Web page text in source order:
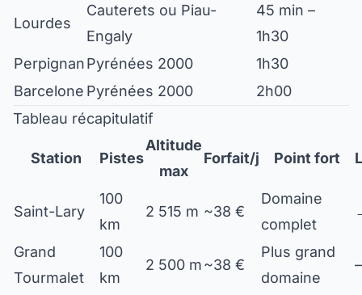
Lourdes
Cauterets ou Piau-
Engaly
45 min –
1h30
PerpignanPyrénées 2000
1h30
Barcelone Pyrénées 2000
2h00
Tableau récapitulatif
Station Pistes
Altitude
max
Forfait/j Point fort
Saint-Lary
100
km
2 515 m ~38 €
Domaine
complet
Grand
Tourmalet
100
km
2 500 m~38 €
Plus grand
domaine